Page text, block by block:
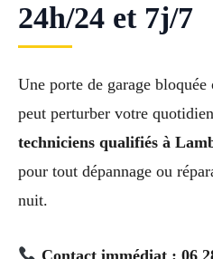
24h/24 et 7j/7
Une porte de garage
peut perturber votre
techniciens qualifiés à
pour tout dépannage ou
nuit.
Contact immédiat : 06